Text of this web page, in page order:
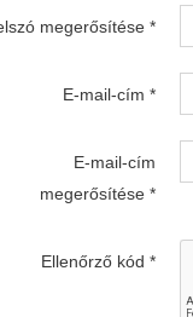
megerősítése *
E-mail-cím *
E-mail-cím
megerősítése *
Ellenőrző kód *